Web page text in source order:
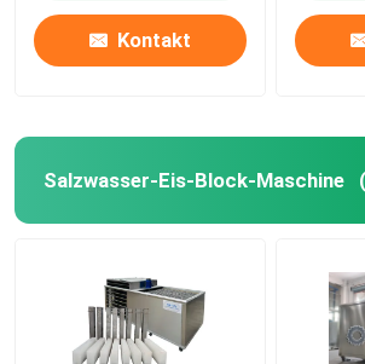
VR-Show
Über uns
Kontakt
Salzwasser-Eis-Block-Maschine